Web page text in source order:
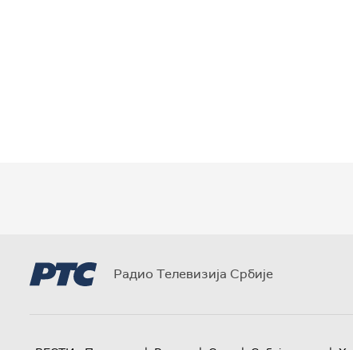
Радио Телевизија Србије